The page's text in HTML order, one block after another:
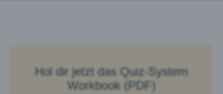
Hol dir jetzt das Quiz-System
Workbook (PDF)